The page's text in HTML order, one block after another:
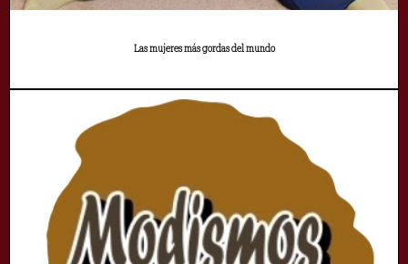
Las mujeres más gordas del mundo